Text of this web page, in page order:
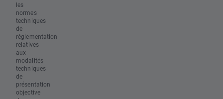
les
normes
techniques
de
réglementation
relatives
aux
modalités
techniques
de
présentation
objective